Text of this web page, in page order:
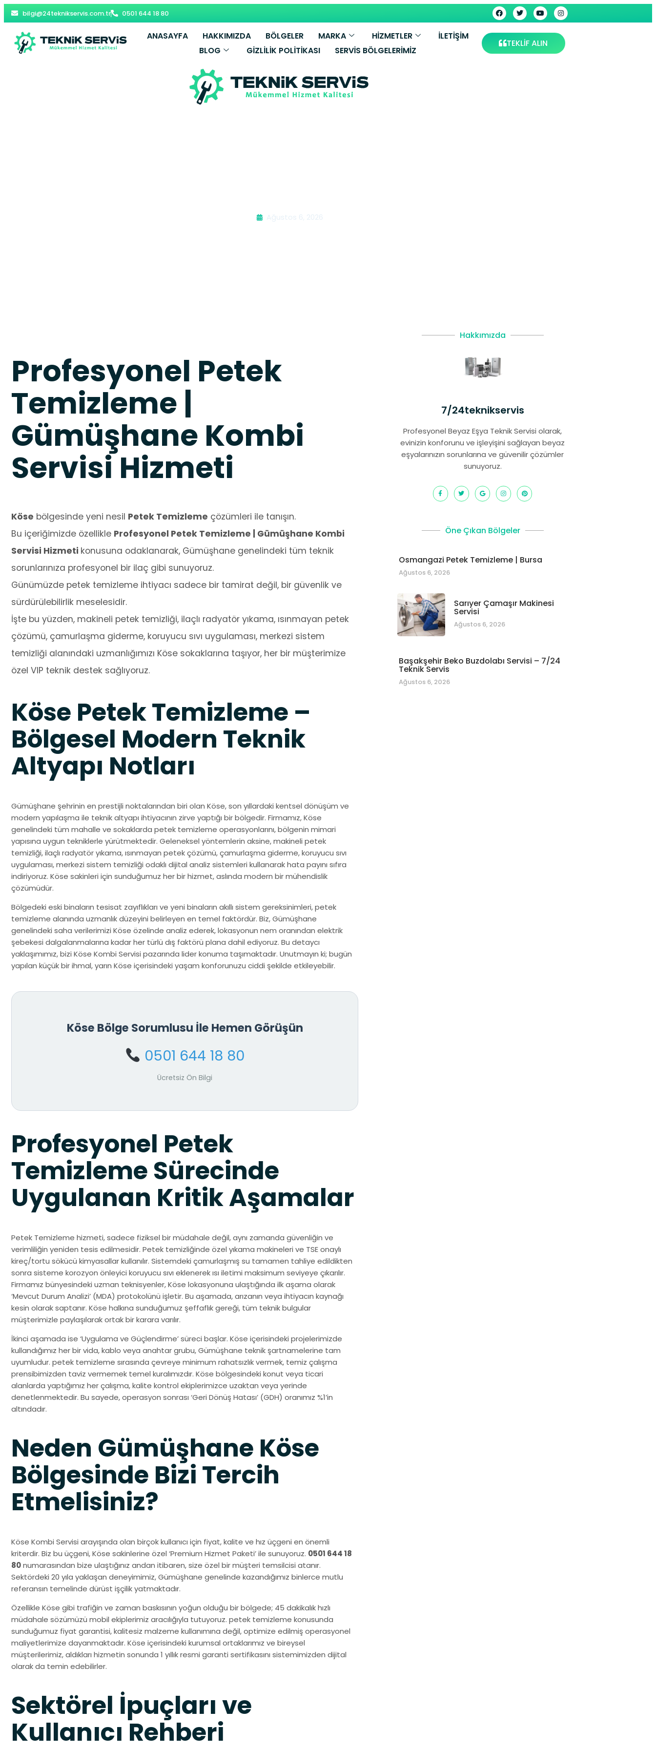
bilgi@24teknikservis.com.tr 0501 644 18 80
ANASAYFA HAKKIMIZDA BÖLGELER MARKA HİZMETLER
İLETIŞIM
BLOG
GIZLILIK POLITIKASI SERVIS BÖLGELERIMIZ
TEKLİF ALIN
Ağustos 6, 2026
Profesyonel Petek
Temizleme |
Gümüşhane Kombi
Servisi Hizmeti
Köse bölgesinde yeni nesil Petek Temizleme çözümleri ile tanışın.
Bu içeriğimizde özellikle Profesyonel Petek Temizleme | Gümüşhane Kombi
Servisi Hizmeti konusuna odaklanarak, Gümüşhane genelindeki tüm teknik
sorunlarınıza profesyonel bir ilaç gibi sunuyoruz.
Günümüzde petek temizleme ihtiyacı sadece bir tamirat değil, bir güvenlik ve
sürdürülebilirlik meselesidir.
İşte bu yüzden, makineli petek temizliği, ilaçlı radyatör yıkama, ısınmayan petek
çözümü, çamurlaşma giderme, koruyucu sıvı uygulaması, merkezi sistem
temizliği alanındaki uzmanlığımızı Köse sokaklarına taşıyor, her bir müşterimize
özel VIP teknik destek sağlıyoruz.
Köse Petek Temizleme –
Bölgesel Modern Teknik
Altyapı Notları
Gümüşhane şehrinin en prestijli noktalarından biri olan Köse, son yıllardaki kentsel dönüşüm ve
modern yapılaşma ile teknik altyapı ihtiyacının zirve yaptığı bir bölgedir. Firmamız, Köse
genelindeki tüm mahalle ve sokaklarda petek temizleme operasyonlarını, bölgenin mimari
yapısına uygun tekniklerle yürütmektedir. Geleneksel yöntemlerin aksine, makineli petek
temizliği, ilaçlı radyatör yıkama, ısınmayan petek çözümü, çamurlaşma giderme, koruyucu sıvı
uygulaması, merkezi sistem temizliği odaklı dijital analiz sistemleri kullanarak hata payını sıfıra
indiriyoruz. Köse sakinleri için sunduğumuz her bir hizmet, aslında modern bir mühendislik
çözümüdür.
Bölgedeki eski binaların tesisat zayıflıkları ve yeni binaların akıllı sistem gereksinimleri, petek
temizleme alanında uzmanlık düzeyini belirleyen en temel faktördür. Biz, Gümüşhane
genelindeki saha verilerimizi Köse özelinde analiz ederek, lokasyonun nem oranından elektrik
şebekesi dalgalanmalarına kadar her türlü dış faktörü plana dahil ediyoruz. Bu detaycı
yaklaşımımız, bizi Köse Kombi Servisi pazarında lider konuma taşımaktadır. Unutmayın ki; bugün
yapılan küçük bir ihmal, yarın Köse içerisindeki yaşam konforunuzu ciddi şekilde etkileyebilir.
Köse Bölge Sorumlusu İle Hemen Görüşün
0501 644 18 80
Ücretsiz Ön Bilgi
Profesyonel Petek
Temizleme Sürecinde
Uygulanan Kritik Aşamalar
Petek Temizleme hizmeti, sadece fiziksel bir müdahale değil, aynı zamanda güvenliğin ve
verimliliğin yeniden tesis edilmesidir. Petek temizliğinde özel yıkama makineleri ve TSE onaylı
kireç/tortu sökücü kimyasallar kullanılır. Sistemdeki çamurlaşmış su tamamen tahliye edildikten
sonra sisteme korozyon önleyici koruyucu sıvı eklenerek ısı iletimi maksimum seviyeye çıkarılır.
Firmamız bünyesindeki uzman teknisyenler, Köse lokasyonuna ulaştığında ilk aşama olarak
‘Mevcut Durum Analizi’ (MDA) protokolünü işletir. Bu aşamada, arızanın veya ihtiyacın kaynağı
kesin olarak saptanır. Köse halkına sunduğumuz şeffaflık gereği, tüm teknik bulgular
müşterimizle paylaşılarak ortak bir karara varılır.
İkinci aşamada ise ‘Uygulama ve Güçlendirme’ süreci başlar. Köse içerisindeki projelerimizde
kullandığımız her bir vida, kablo veya anahtar grubu, Gümüşhane teknik şartnamelerine tam
uyumludur. petek temizleme sırasında çevreye minimum rahatsızlık vermek, temiz çalışma
prensibimizden taviz vermemek temel kuralımızdır. Köse bölgesindeki konut veya ticari
alanlarda yaptığımız her çalışma, kalite kontrol ekiplerimizce uzaktan veya yerinde
denetlenmektedir. Bu sayede, operasyon sonrası ‘Geri Dönüş Hatası’ (GDH) oranımız %1’in
altındadır.
Neden Gümüşhane Köse
Bölgesinde Bizi Tercih
Etmelisiniz?
Köse Kombi Servisi arayışında olan birçok kullanıcı için fiyat, kalite ve hız üçgeni en önemli
kriterdir. Biz bu üçgeni, Köse sakinlerine özel ‘Premium Hizmet Paketi’ ile sunuyoruz. 0501 644 18
80numarasından bize ulaştığınız andan itibaren, size özel bir müşteri temsilcisi atanır.
Sektördeki 20 yıla yaklaşan deneyimimiz, Gümüşhane genelinde kazandığımız binlerce mutlu
referansın temelinde dürüst işçilik yatmaktadır.
Özellikle Köse gibi trafiğin ve zaman baskısının yoğun olduğu bir bölgede; 45 dakikalık hızlı
müdahale sözümüzü mobil ekiplerimiz aracılığıyla tutuyoruz. petek temizleme konusunda
sunduğumuz fiyat garantisi, kalitesiz malzeme kullanımına değil, optimize edilmiş operasyonel
maliyetlerimize dayanmaktadır. Köse içerisindeki kurumsal ortaklarımız ve bireysel
müşterilerimiz, aldıkları hizmetin sonunda 1 yıllık resmi garanti sertifikasını sistemimizden dijital
olarak da temin edebilirler.
Sektörel İpuçları ve
Kullanıcı Rehberi
Hakkımızda
7/24teknikservis
Profesyonel Beyaz Eşya Teknik Servisi olarak,
evinizin konforunu ve işleyişini sağlayan beyaz
eşyalarınızın sorunlarına ve güvenilir çözümler
sunuyoruz.
Öne Çıkan Bölgeler
Osmangazi Petek Temizleme | Bursa
Ağustos 6, 2026
Sarıyer Çamaşır Makinesi
Servisi
Ağustos 6, 2026
Başakşehir Beko Buzdolabı Servisi – 7/24
Teknik Servis
Ağustos 6, 2026